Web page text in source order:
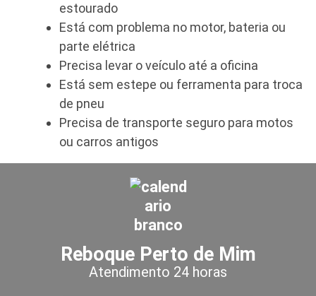
estourado
Está com problema no motor, bateria ou
parte elétrica
Precisa levar o veículo até a oficina
Está sem estepe ou ferramenta para troca
de pneu
Precisa de transporte seguro para motos
ou carros antigos
Reboque Perto de Mim
Atendimento 24 horas